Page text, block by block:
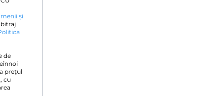
și
de
prețul
cu